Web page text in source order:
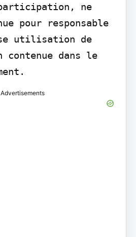
ne
pour responsable
utilisation de
dans le
Advertisements